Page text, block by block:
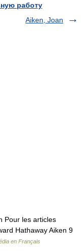
работу
Aiken, Joan
Pour les articles
Hathaway Aiken 9
en Français